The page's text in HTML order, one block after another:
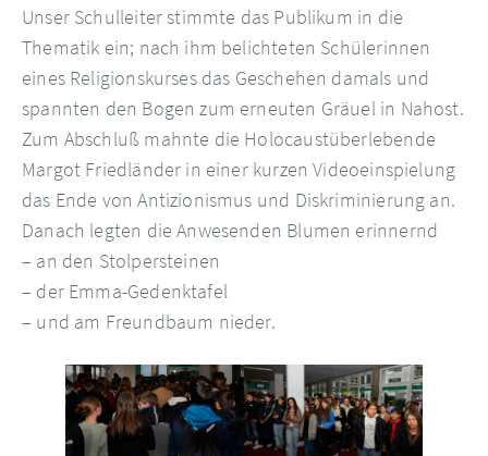
Unser Schulleiter stimmte das Publikum in die
Thematik ein; nach ihm belichteten Schülerinnen
eines Religionskurses das Geschehen damals und
spannten den Bogen zum erneuten Gräuel in Nahost.
Zum Abschluß mahnte die Holocaustüberlebende
Margot Friedländer in einer kurzen Videoeinspielung
das Ende von Antizionismus und Diskriminierung an.
Danach legten die Anwesenden Blumen erinnernd
– an den Stolpersteinen
– der Emma-Gedenktafel
– und am Freundbaum nieder.